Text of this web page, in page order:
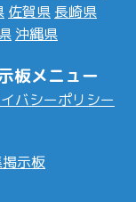
佐賀県 長崎県
沖縄県
板メニュー
バシーポリシー
示板